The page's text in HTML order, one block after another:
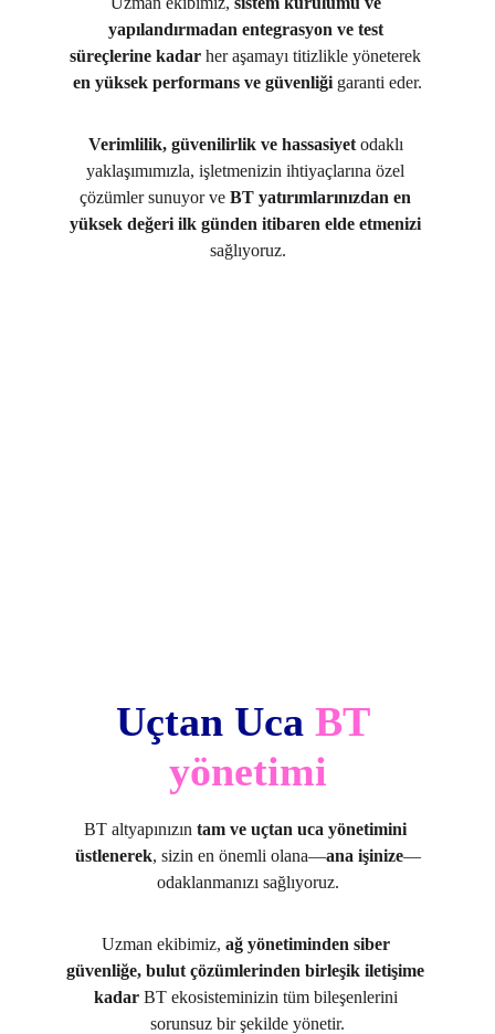
yapılandırmadan entegrasyon ve test
süreçlerine kadar her aşamayı titizlikle yöneterek
en yüksek performans ve güvenliği garanti eder.
Verimlilik, güvenilirlik ve hassasiyet odaklı
yaklaşımımızla, işletmenizin ihtiyaçlarına özel
çözümler sunuyor ve BT yatırımlarınızdan en
yüksek değeri ilk günden itibaren elde etmenizi
sağlıyoruz.
Uçtan Uca BT
yönetimi
BT altyapınızın tam ve uçtan uca yönetimini
üstlenerek, sizin en önemli olana—ana işinize—
odaklanmanızı sağlıyoruz.
Uzman ekibimiz, ağ yönetiminden siber
güvenliğe, bulut çözümlerinden birleşik iletişime
kadar BT ekosisteminizin tüm bileşenlerini
sorunsuz bir şekilde yönetir.